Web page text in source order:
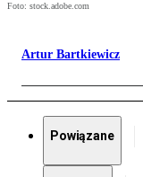
Foto: stock.adobe.com
Artur Bartkiewicz
Powiązane